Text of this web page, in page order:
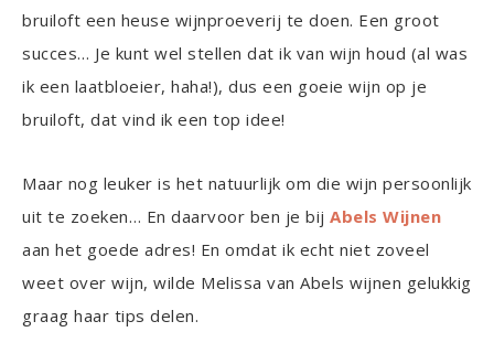
bruiloft een heuse wijnproeverij te doen. Een groot
succes… Je kunt wel stellen dat ik van wijn houd (al was
ik een laatbloeier, haha!), dus een goeie wijn op je
bruiloft, dat vind ik een top idee!
Maar nog leuker is het natuurlijk om die wijn persoonlijk
uit te zoeken… En daarvoor ben je bij Abels Wijnen
aan het goede adres! En omdat ik echt niet zoveel
weet over wijn, wilde Melissa van Abels wijnen gelukkig
graag haar tips delen.